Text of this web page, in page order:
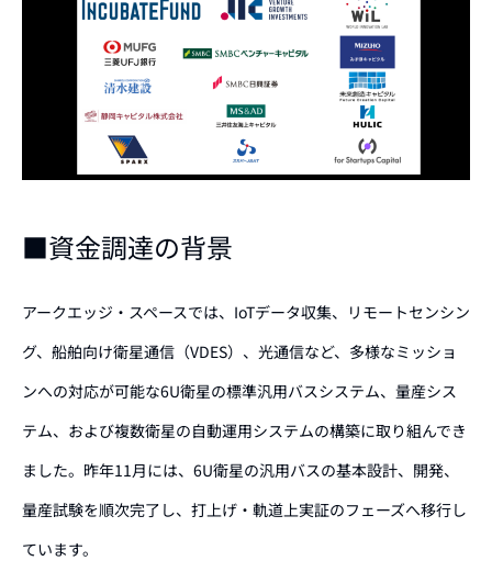
■資金調達の背景
アークエッジ・スペースでは、IoTデータ収集、リモートセンシン
グ、船舶向け衛星通信（VDES）、光通信など、多様なミッショ
ンへの対応が可能な6U衛星の標準汎用バスシステム、量産シス
テム、および複数衛星の自動運用システムの構築に取り組んでき
ました。昨年11月には、6U衛星の汎用バスの基本設計、開発、
量産試験を順次完了し、打上げ・軌道上実証のフェーズへ移行し
ています。